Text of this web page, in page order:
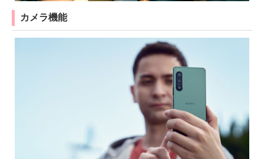
カメラ機能